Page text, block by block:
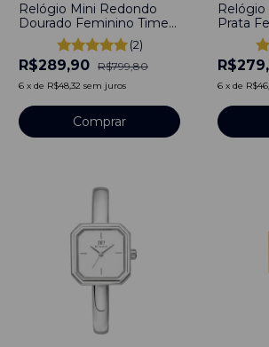
Relógio Mini Redondo
Dourado Feminino Times
Square Line Gold Aço
Inoxidável Banho em
Titânio
(2)
R$289,90 R$799,80
6 x de R$48,32 sem juros
Comprar
Relógio
Prata
Titânio
6 x de